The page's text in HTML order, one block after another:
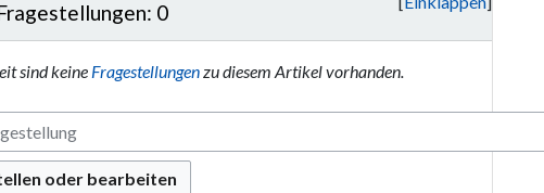
0
sind keine Fragestellungenzu diesem Artikel vorhanden.
oder bearbeiten